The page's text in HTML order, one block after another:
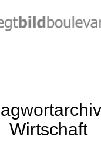
Wirtschaft